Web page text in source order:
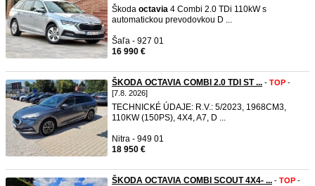
Škoda octavia 4 Combi 2.0 TDi 110kW s
automatickou prevodovkou D ...
Šaľa - 927 01
16 990 €
ŠKODA OCTAVIA COMBI 2.0 TDI ST ... - TOP -
[7.8. 2026]
TECHNICKÉ ÚDAJE: R.V.: 5/2023, 1968CM3,
110KW (150PS), 4X4, A7, D ...
Nitra - 949 01
18 950 €
ŠKODA OCTAVIA COMBI SCOUT 4X4- ... - TOP -